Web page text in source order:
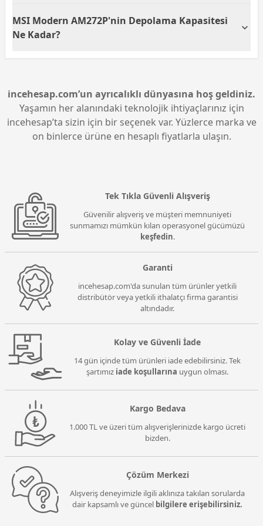
yüksek performans gerektiren yazılımlar ve çoklu
görevler için idealdir. Bu da profesyonel uygulamalar
uygundur.
MSI Modern AM272P'nin Depolama Kapasitesi
Ne Kadar?
Bu All in One PC, 1TB SSD depolama kapasitesi
anlamına gelir.
incehesap.com’un ayrıcalıklı dünyasına hoş geldiniz.
Yaşamın her alanındaki teknolojik ihtiyaçlarınız için
incehesap’ta sizin için bir seçenek var. Yüzlerce marka ve
on binlerce ürüne en hesaplı fiyatlarla ulaşın.
Tek Tıkla Güvenli Alışveriş
Güvenilir alışveriş ve müşteri memnuniyeti
sunmamızı mümkün kılan operasyonel gücümüzü
keşfedin.
Garanti
incehesap.com'da sunulan tüm ürünler yetkili
distribütör veya yetkili ithalatçı firma garantisi
altındadır.
Kolay ve Güvenli İade
14 gün içinde tüm ürünleri iade edebilirsiniz. Tek
şartımız iade koşullarına uygun olması.
Kargo Bedava
1.000 TL ve üzeri tüm alışverişlerinizde kargo ücreti
bizden.
Çözüm Merkezi
Alışveriş deneyimizle ilgili aklınıza takılan sorularda
dair kapsamlı ve güncel bilgilere erişebilirsiniz.